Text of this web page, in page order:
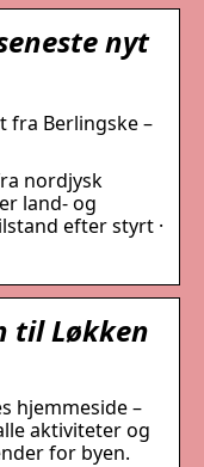
nyt
fra Berlingske –
nordjysk
land- og
efter styrt ·
til Løkken
hjemmeside –
aktiviteter og
for byen.